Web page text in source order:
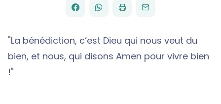
PARTAGER
FACEBOOK
PARTAGER
WHATSAPP
IMPRIMERENVOYER
PAR
EMAIL
"La bénédiction, c’est Dieu qui nous veut du
bien, et nous, qui disons Amen pour vivre bien
!"